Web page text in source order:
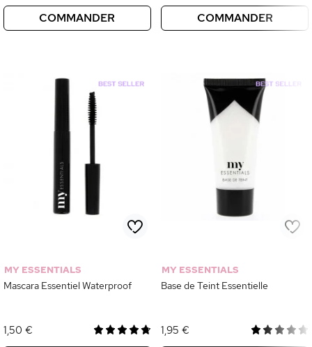
COMMANDER COMMANDER
MY ESSENTIALS
Mascara Essentiel Waterproof
1,50 €
MY ESSENTIALS
Base de Teint Essentielle
1,95 €